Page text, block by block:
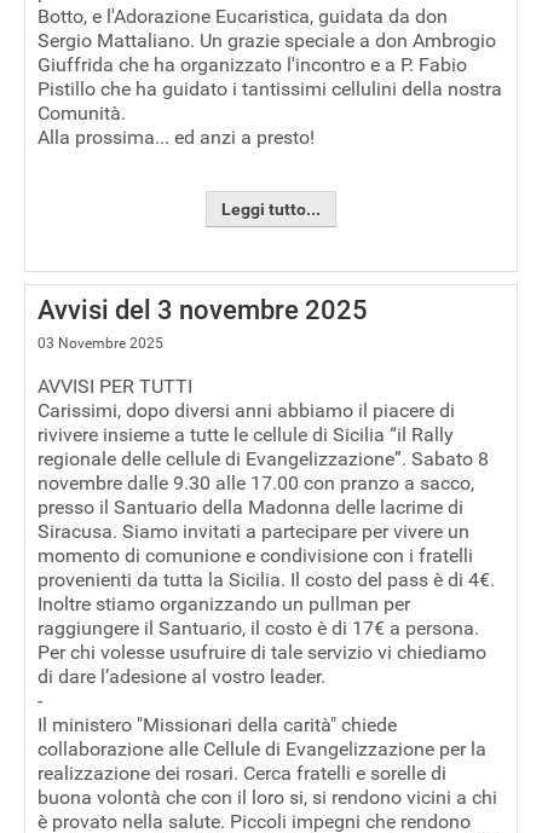
Botto, e l'Adorazione Eucaristica, guidata da don
Sergio Mattaliano. Un grazie speciale a don Ambrogio
Giuffrida che ha organizzato l'incontro e a P. Fabio
Pistillo che ha guidato i tantissimi cellulini della nostra
Comunità.
Alla prossima... ed anzi a presto!
Leggi tutto...
Avvisi del 3 novembre 2025
03 Novembre 2025
AVVISI PER TUTTI
Carissimi, dopo diversi anni abbiamo il piacere di
rivivere insieme a tutte le cellule di Sicilia “il Rally
regionale delle cellule di Evangelizzazione”. Sabato 8
novembre dalle 9.30 alle 17.00 con pranzo a sacco,
presso il Santuario della Madonna delle lacrime di
Siracusa. Siamo invitati a partecipare per vivere un
momento di comunione e condivisione con i fratelli
provenienti da tutta la Sicilia. Il costo del pass è di 4€.
Inoltre stiamo organizzando un pullman per
raggiungere il Santuario, il costo è di 17€ a persona.
Per chi volesse usufruire di tale servizio vi chiediamo
di dare l’adesione al vostro leader.
-
Il ministero "Missionari della carità" chiede
collaborazione alle Cellule di Evangelizzazione per la
realizzazione dei rosari. Cerca fratelli e sorelle di
buona volontà che con il loro si, si rendono vicini a chi
è provato nella salute. Piccoli impegni che rendono